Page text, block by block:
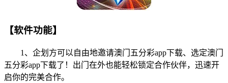
【软件功能】
1、企划方可以自由地邀请澳门五分彩app下载、选定澳门
五分彩app下载了！出门在外也能轻松锁定合作伙伴，迅速开
启你的完美合作。